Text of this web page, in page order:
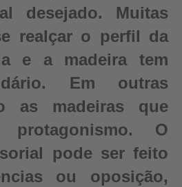
desejado. Muitas
realçar o perfil da
e a madeira tem
Em outras
as madeiras que
protagonismo. O
pode ser feito
ou oposição,